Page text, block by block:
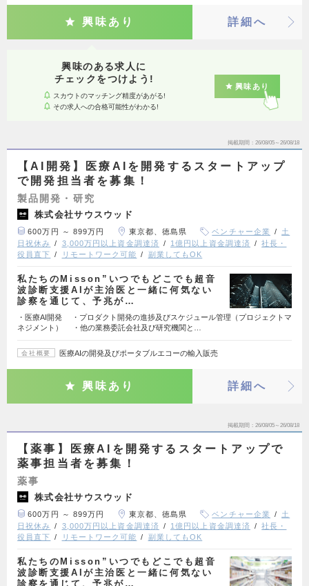
興味あり 詳細へ
興味のある求人に
チェックをつけよう!
スカウトのマッチング精度があがる!
その求人への合格可能性がわかる!
興味あり
掲載期間 26/08/05～26/08/18
【AI開発】医療AIを開発するスタートアップ
で開発担当者を募集！
製品開発・研究
株式会社サウスウッド
600万円 ～ 899万円 東京都、徳島県 ベンチャー企業
土
日祝休み
3,000万円以上資金調達済 1億円以上資金調達済
社長・
役員直下
リモートワーク可能 副業してもOK
私たちのMisson”いつでもどこでも超音
波診断支援AIが主治医と一緒に何気ない
診察を通じて、予兆が…
・医療AI開発 ・プロダクト開発の進捗及びスケジュール管理（プロジェクトマ
ネジメント） ・他の業務委託会社及び研究機関と…
会社概要 医療AIの開発及びポータブルエコーの輸入販売
興味あり 詳細へ
掲載期間 26/08/05～26/08/18
【薬事】医療AIを開発するスタートアップで
薬事担当者を募集！
薬事
株式会社サウスウッド
600万円 ～ 899万円 東京都、徳島県 ベンチャー企業
土
日祝休み
3,000万円以上資金調達済 1億円以上資金調達済
社長・
役員直下
リモートワーク可能 副業してもOK
私たちのMisson”いつでもどこでも超音
波診断支援AIが主治医と一緒に何気ない
診察を通じて、予兆が…